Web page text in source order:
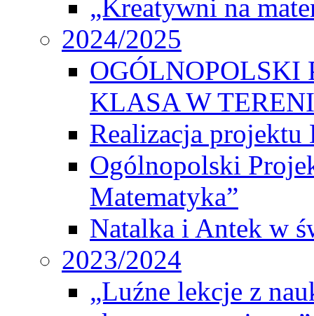
„Kreatywni na
2024/2025
OGÓLNOPOLSKI
KLASA W
Realizacja
Ogólnopolski
Matematyka”
Natalka i Antek w
2023/2024
„Luźne lekcje z